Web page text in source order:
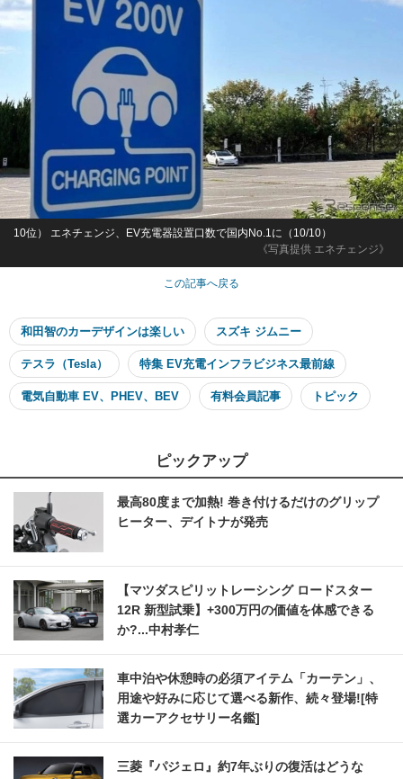
《写真提供 エネチェンジ》
10位） エネチェンジ、EV充電器設置口数で国内No.1に（10/10）
この記事へ戻る
和田智のカーデザインは楽しい スズキ ジムニー
テスラ（Tesla） 特集 EV充電インフラビジネス最前線
電気自動車 EV、PHEV、BEV 有料会員記事 トピック
ピックアップ
最高80度まで加熱! 巻き付けるだけのグリップ
ヒーター、デイトナが発売
【マツダスピリットレーシング ロードスター
12R 新型試乗】+300万円の価値を体感できる
か?...中村孝仁
車中泊や休憩時の必須アイテム「カーテン」、
用途や好みに応じて選べる新作、続々登場![特
選カーアクセサリー名鑑]
三菱『パジェロ』約7年ぶりの復活はどうな